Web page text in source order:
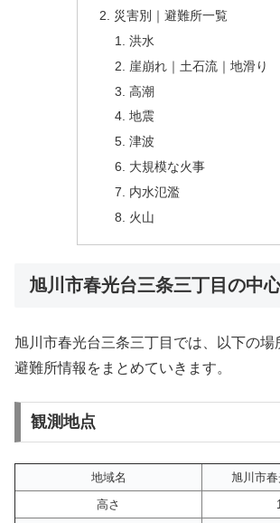
災害別｜避難所一覧
洪水
崖崩れ｜土石流｜地滑り
高潮
地震
津波
大規模な火事
内水氾濫
火山
旭川市春光台三条三丁目の中
旭川市春光台三条三丁目では、以下の場
避難所情報をまとめていきます。
観測地点
地域名
旭川市
高さ